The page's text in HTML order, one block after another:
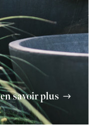
en savoir plus